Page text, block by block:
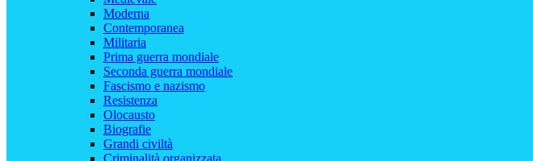
Moderna
Contemporanea
Militaria
Prima guerra mondiale
Seconda guerra mondiale
Fascismo e nazismo
Resistenza
Olocausto
Biografie
Grandi civiltà
Criminalità organizzata